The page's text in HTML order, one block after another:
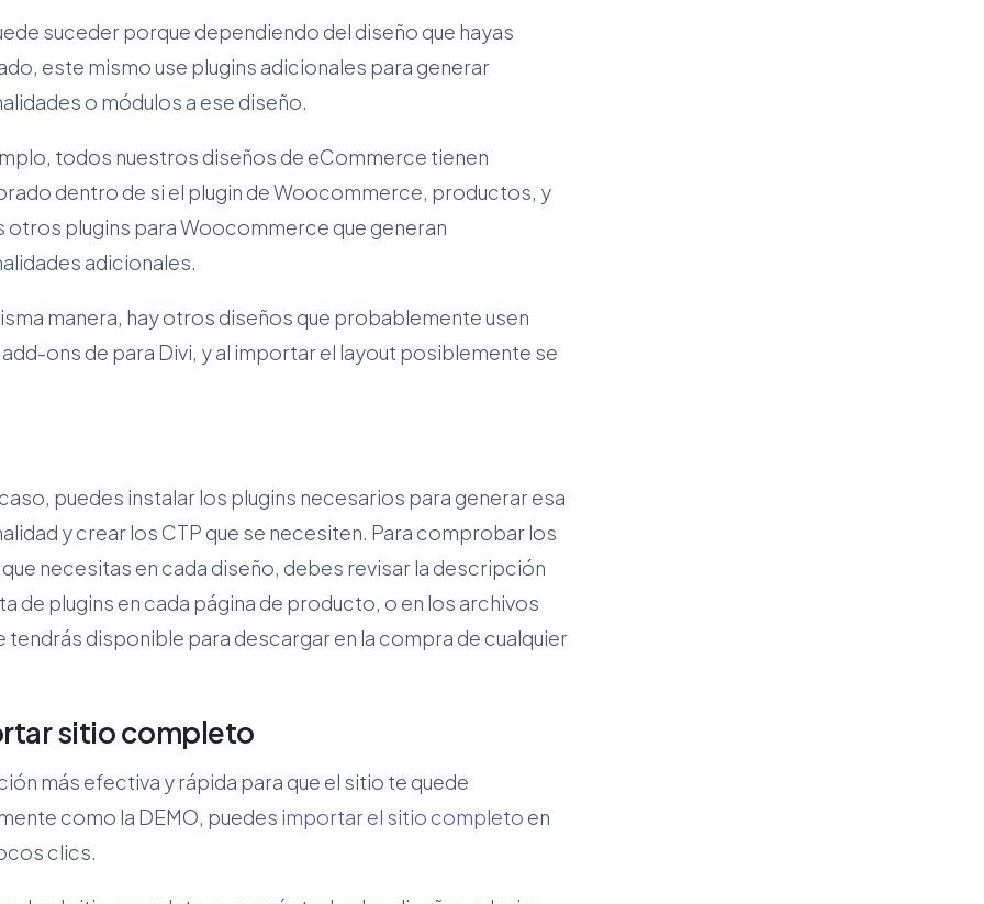
suceder porque dependiendo del diseño que hayas
este mismo use plugins adicionales para generar
o módulos a ese diseño.
todos nuestros diseños de eCommerce tienen
dentro de si el plugin de Woocommerce, productos, y
otros plugins para Woocommerce que generan
adicionales.
manera, hay otros diseños que probablemente usen
ons de para Divi, y al importar el layout posiblemente se
puedes instalar los plugins necesarios para generar esa
y crear los CTP que se necesiten. Para comprobar los
necesitas en cada diseño, debes revisar la descripción
de plugins en cada página de producto, o en los archivos
tendrás disponible para descargar en la compra de cualquier
sitio completo
más efectiva y rápida para que el sitio te quede
como la DEMO, puedes importar el sitio completo en
clics.